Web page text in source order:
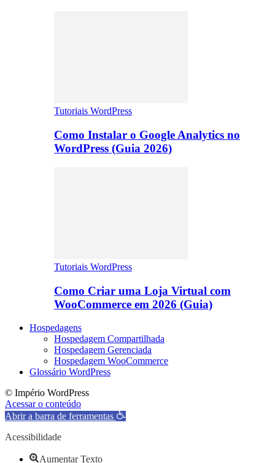
Tutoriais WordPress
Como Instalar o Google Analytics no
WordPress (Guia 2026)
Tutoriais WordPress
Como Criar uma Loja Virtual com
WooCommerce em 2026 (Guia)
Hospedagens
Hospedagem Compartilhada
Hospedagem Gerenciada
Hospedagem WooCommerce
Glossário WordPress
© Império WordPress
Acessar o conteúdo
Abrir a barra de ferramentas
Acessibilidade
Aumentar Texto